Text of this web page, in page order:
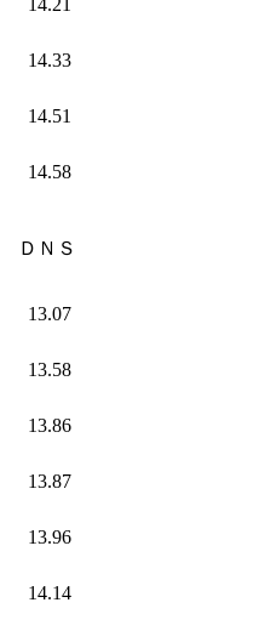
14.33
14.51
14.58
ＤＮＳ
13.07
13.58
13.86
13.87
13.96
14.14